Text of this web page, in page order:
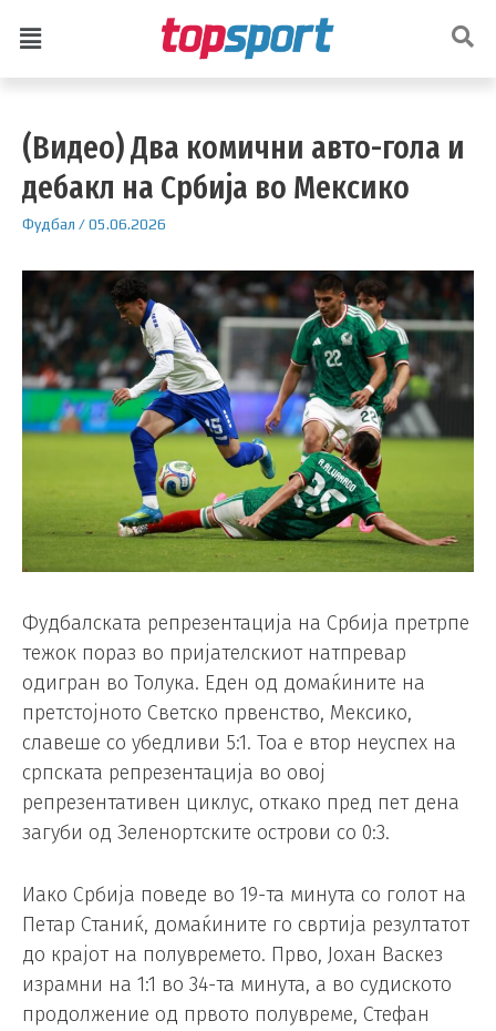
(Видео) Два комични авто-гола и
дебакл на Србија во Мексико
Фудбал /05.06.2026
Фудбалската репрезентација на Србија претрпе
тежок пораз во пријателскиот натпревар
одигран во Толука. Еден од домаќините на
претстојното Светско првенство, Мексико,
славеше со убедливи 5:1. Тоа е втор неуспех на
српската репрезентација во овој
репрезентативен циклус, откако пред пет дена
загуби од Зеленортските острови со 0:3.
Иако Србија поведе во 19-та минута со голот на
Петар Станиќ, домаќините го свртија резултатот
до крајот на полувремето. Прво, Јохан Васкез
израмни на 1:1 во 34-та минута, а во судиското
продолжение од првото полувреме, Стефан